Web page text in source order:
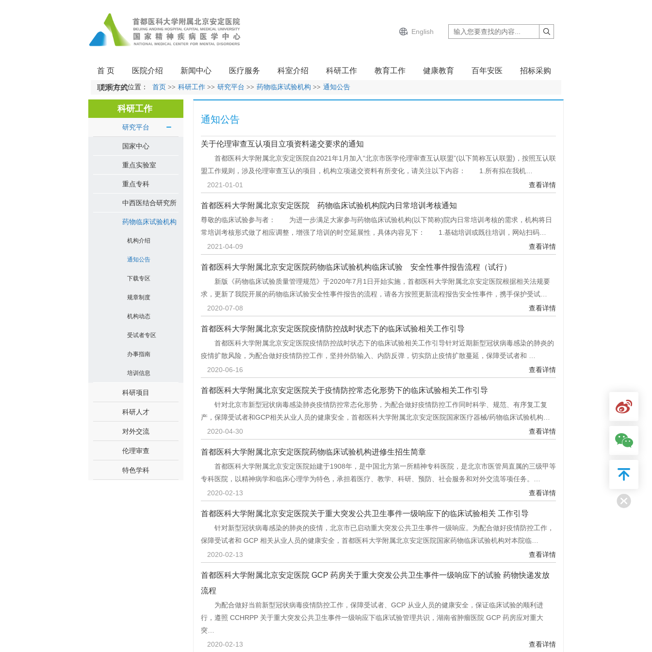
English
首 页 医院介绍 新闻中心 医疗服务 科室介绍 科研工作 教育工作 健康教育 百年安医 招标采购
联系方式
您所在的位置： 首页 >> 科研工作 >> 研究平台 >> 药物临床试验机构 >> 通知公告
科研工作
研究平台
国家中心
重点实验室
重点专科
中西医结合研究所
药物临床试验机构
机构介绍
通知公告
下载专区
规章制度
机构动态
受试者专区
办事指南
培训信息
科研项目
科研人才
对外交流
伦理审查
特色学科
通知公告
关于伦理审查互认项目立项资料递交要求的通知
首都医科大学附属北京安定医院自2021年1月加入“北京市医学伦理审查互认联盟”(以下简称互认联盟)，按照互认联
盟工作规则，涉及伦理审查互认的项目，机构立项递交资料有所变化，请关注以下内容： 1.所有拟在我机…
2021-01-01
查看详情
首都医科大学附属北京安定医院 药物临床试验机构院内日常培训考核通知
尊敬的临床试验参与者： 为进一步满足大家参与药物临床试验机构(以下简称)院内日常培训考核的需求，机构将日
常培训考核形式做了相应调整，增强了培训的时空延展性，具体内容见下： 1.基础培训或既往培训，网站扫码…
2021-04-09
查看详情
首都医科大学附属北京安定医院药物临床试验机构临床试验 安全性事件报告流程（试行）
新版《药物临床试验质量管理规范》于2020年7月1日开始实施，首都医科大学附属北京安定医院根据相关法规要
求，更新了我院开展的药物临床试验安全性事件报告的流程，请各方按照更新流程报告安全性事件，携手保护受试…
2020-07-08
查看详情
首都医科大学附属北京安定医院疫情防控战时状态下的临床试验相关工作引导
首都医科大学附属北京安定医院疫情防控战时状态下的临床试验相关工作引导针对近期新型冠状病毒感染的肺炎的
疫情扩散风险，为配合做好疫情防控工作，坚持外防输入、内防反弹，切实防止疫情扩散蔓延，保障受试者和 …
2020-06-16
查看详情
首都医科大学附属北京安定医院关于疫情防控常态化形势下的临床试验相关工作引导
针对北京市新型冠状病毒感染肺炎疫情防控常态化形势，为配合做好疫情防控工作同时科学、规范、有序复工复
产，保障受试者和GCP相关从业人员的健康安全，首都医科大学附属北京安定医院国家医疗器械/药物临床试验机构…
2020-04-30
查看详情
首都医科大学附属北京安定医院药物临床试验机构进修生招生简章
首都医科大学附属北京安定医院始建于1908年，是中国北方第一所精神专科医院，是北京市医管局直属的三级甲等
专科医院，以精神病学和临床心理学为特色，承担着医疗、教学、科研、预防、社会服务和对外交流等项任务。…
2020-02-13
查看详情
首都医科大学附属北京安定医院关于重大突发公共卫生事件一级响应下的临床试验相关 工作引导
针对新型冠状病毒感染的肺炎的疫情，北京市已启动重大突发公共卫生事件一级响应。为配合做好疫情防控工作，
保障受试者和 GCP 相关从业人员的健康安全，首都医科大学附属北京安定医院国家药物临床试验机构对本院临…
2020-02-13
查看详情
首都医科大学附属北京安定医院 GCP 药房关于重大突发公共卫生事件一级响应下的试验 药物快递发放
流程
为配合做好当前新型冠状病毒疫情防控工作，保障受试者、GCP 从业人员的健康安全，保证临床试验的顺利进
行，遵照 CCHRPP 关于重大突发公共卫生事件一级响应下临床试验管理共识，湖南省肿瘤医院 GCP 药房应对重大
突…
2020-02-13
查看详情